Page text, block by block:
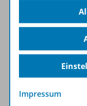
Zugehörige
Demoversion
Impressum